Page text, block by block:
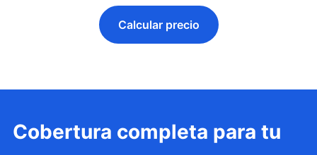
Calcular precio
Cobertura completa para tu